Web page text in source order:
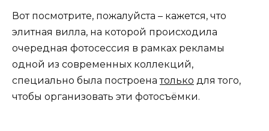
Вот посмотрите, пожалуйста – кажется, что
элитная вилла, на которой происходила
очередная фотосессия в рамках рекламы
одной из современных коллекций,
специально была построенатолько для того,
чтобы организовать эти фотосъёмки.